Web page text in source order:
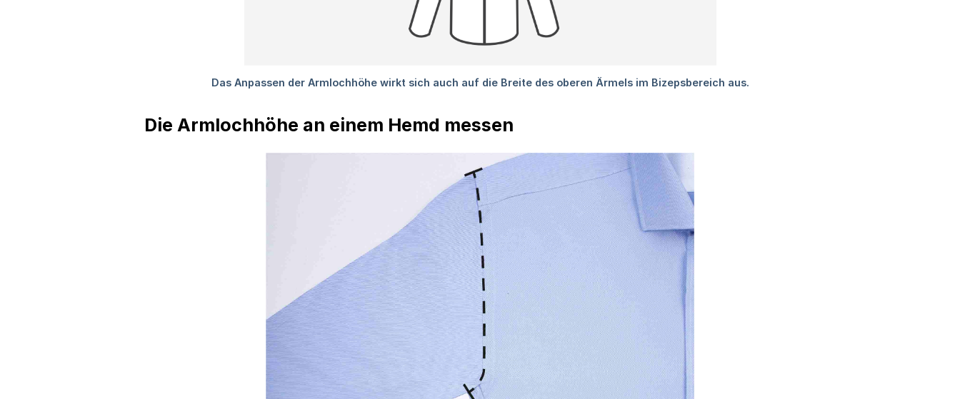
Die Armlochhöhe an einem Hemd messen